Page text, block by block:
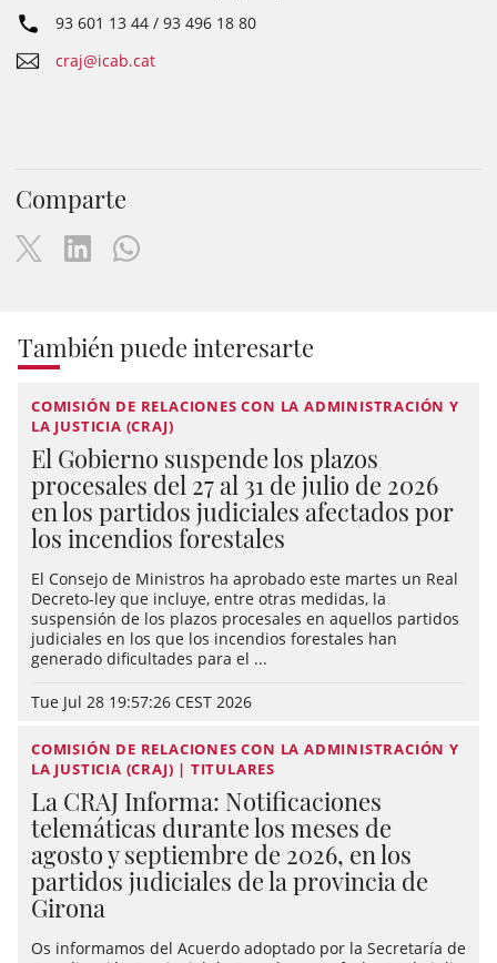
93 601 13 44 / 93 496 18 80
craj@icab.cat
Comparte
También puede interesarte
COMISIÓN DE RELACIONES CON LA ADMINISTRACIÓN Y
LA JUSTICIA (CRAJ)
El Gobierno suspende los plazos
procesales del 27 al 31 de julio de 2026
en los partidos judiciales afectados por
los incendios forestales
El Consejo de Ministros ha aprobado este martes un Real
Decreto-ley que incluye, entre otras medidas, la
suspensión de los plazos procesales en aquellos partidos
judiciales en los que los incendios forestales han
generado dificultades para el ...
Tue Jul 28 19:57:26 CEST 2026
COMISIÓN DE RELACIONES CON LA ADMINISTRACIÓN Y
LA JUSTICIA (CRAJ) | TITULARES
La CRAJ Informa: Notificaciones
telemáticas durante los meses de
agosto y septiembre de 2026, en los
partidos judiciales de la provincia de
Girona
Os informamos del Acuerdo adoptado por la Secretaría de